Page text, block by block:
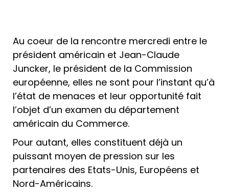
Au coeur de la rencontre mercredi entre le
président américain et Jean-Claude
Juncker, le président de la Commission
européenne, elles ne sont pour l’instant qu’à
l’état de menaces et leur opportunité fait
l’objet d’un examen du département
américain du Commerce.
Pour autant, elles constituent déjà un
puissant moyen de pression sur les
partenaires des Etats-Unis, Européens et
Nord-Américains.